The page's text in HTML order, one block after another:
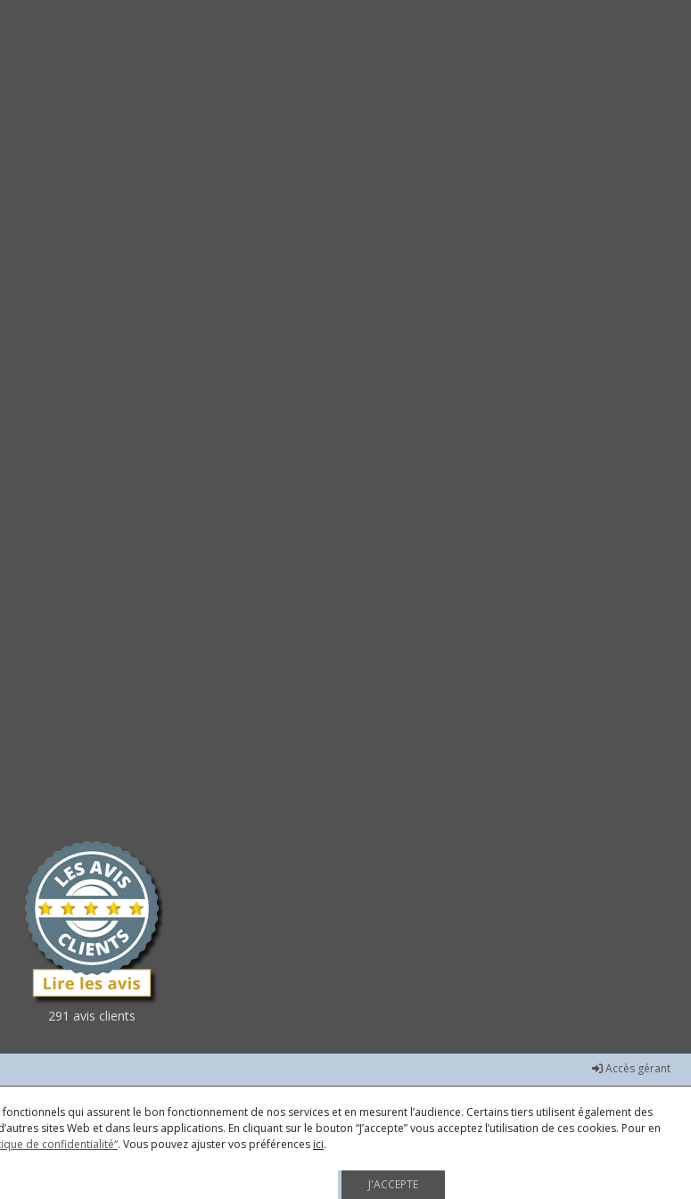
291 avis clients
Accès gérant
qui assurent le bon fonctionnement de nos services et en mesurent l’audience. Certains tiers utilisent également des
sites Web et dans leurs applications. En cliquant sur le bouton “J’accepte” vous acceptez l’utilisation de ces cookies. Pour en
de confidentialité“. Vous pouvez ajuster vos préférences ici.
J'ACCEPTE